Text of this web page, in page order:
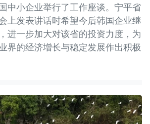
中小企业举行了工作座谈。宁平省
上发表讲话时希望今后韩国企业继
进一步加大对该省的投资力度，为
界的经济增长与稳定发展作出积极